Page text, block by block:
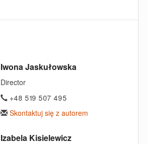
Iwona Jaskułowska
Director
+48 519 507 495
Skontaktuj się z autorem
Izabela Kisielewicz